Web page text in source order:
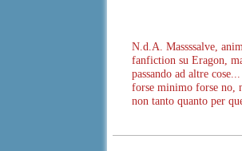
N.d.A. Massssalve,
fanfiction su Eragon,
passando ad altre
forse minimo forse no,
non tanto quanto per